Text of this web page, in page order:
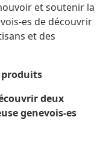
et soutenir la
es de découvrir
et des
produits
deux
genevois-es